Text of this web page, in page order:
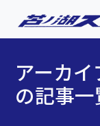
アーカ
の記事一